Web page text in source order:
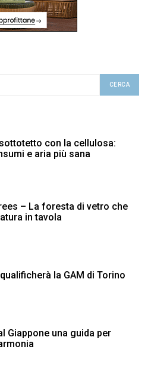
CERCA
con la cellulosa:
e aria più sana
– La foresta di vetro che
in tavola
la GAM di Torino
Giappone una guida per